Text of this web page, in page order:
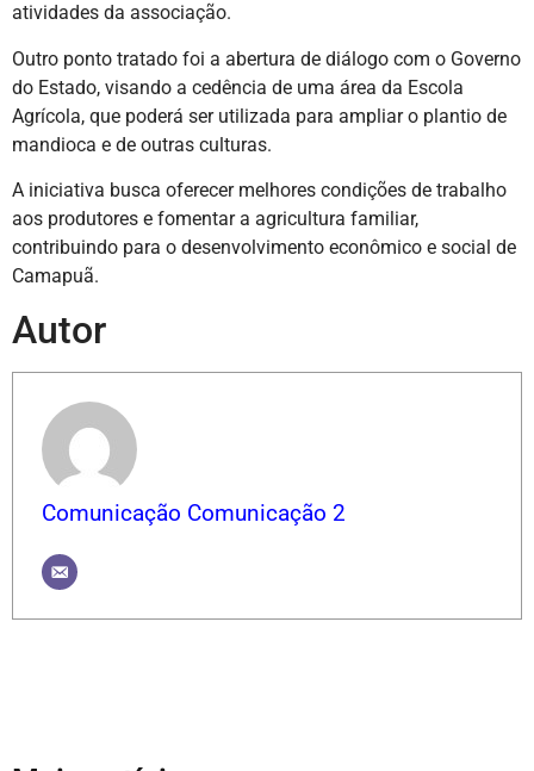
atividades da associação.
Outro ponto tratado foi a abertura de diálogo com o Governo
do Estado, visando a cedência de uma área da Escola
Agrícola, que poderá ser utilizada para ampliar o plantio de
mandioca e de outras culturas.
A iniciativa busca oferecer melhores condições de trabalho
aos produtores e fomentar a agricultura familiar,
contribuindo para o desenvolvimento econômico e social de
Camapuã.
Autor
Comunicação Comunicação 2